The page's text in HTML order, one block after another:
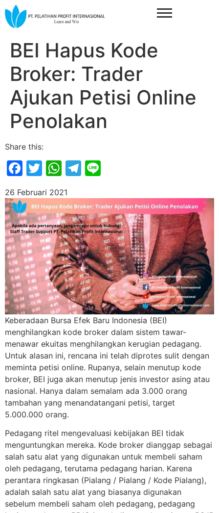
BEI Hapus Kode
Broker: Trader
Ajukan Petisi Online
Penolakan
Share this:
Facebook
Twitter
WhatsApp
Telegram
26 Februari 2021
Keberadaan Bursa Efek Baru Indonesia (BEI)
menghilangkan kode broker dalam sistem tawar-
menawar ekuitas menghilangkan kerugian pedagang.
Untuk alasan ini, rencana ini telah diprotes sulit dengan
meminta petisi online. Rupanya, selain menutup kode
broker, BEI juga akan menutup jenis investor asing atau
nasional. Hanya dalam semalam ada 3.000 orang
tambahan yang menandatangani petisi, target
5.000.000 orang.
Pedagang ritel mengevaluasi kebijakan BEI tidak
menguntungkan mereka. Kode broker dianggap sebagai
salah satu alat yang digunakan untuk membeli saham
oleh pedagang, terutama pedagang harian. Karena
perantara ringkasan (Pialang / Pialang / Kode Pialang),
adalah salah satu alat yang biasanya digunakan
sebelum membeli saham oleh pedagang, pedagang